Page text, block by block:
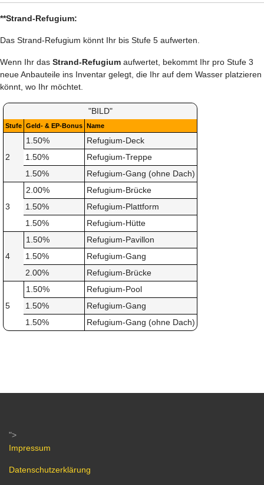
**Strand-Refugium:
Das Strand-Refugium könnt Ihr bis Stufe 5 aufwerten.
Wenn Ihr das Strand-Refugium aufwertet, bekommt Ihr pro Stufe 3
neue Anbauteile ins Inventar gelegt, die Ihr auf dem Wasser platzieren
könnt, wo Ihr möchtet.
"BILD"
Stufe Geld- & EP-Bonus Name
2
1.50%
Refugium-Deck
1.50%
Refugium-Treppe
1.50%
Refugium-Gang (ohne Dach)
3
2.00%
Refugium-Brücke
1.50%
Refugium-Plattform
1.50%
Refugium-Hütte
4
1.50%
Refugium-Pavillon
1.50%
Refugium-Gang
2.00%
Refugium-Brücke
5
1.50%
Refugium-Pool
1.50%
Refugium-Gang
1.50%
Refugium-Gang (ohne Dach)
">
Impressum
Datenschutzerklärung